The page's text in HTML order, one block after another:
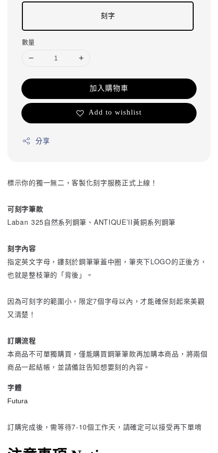
刻字
數量
加入購物車
Add to wishlist
分享
標示你的獨一無二，客製化刻字服務正式上線！
可刻字筆款
Laban 325自然系列鋼筆、ANTIQUE’II黃銅系列鋼筆
刻字內容
指定英文字母，鏤刻於鋼筆筆蓋中圈，筆夾下LOGO的正後方，
也就是整枝筆的「背後」。
因為可刻字的範圍小，限定7個字母以內，才能確保刻起來美觀
又清楚！
訂購流程
本商品不可單獨購買，僅能購買鋼筆筆款再加購本商品，將兩個
商品一起結帳，並請備註告知想要刻的內容。
字體
Futura
訂購完成後，需等待7-10個工作天，請確定可以接受再下單唷